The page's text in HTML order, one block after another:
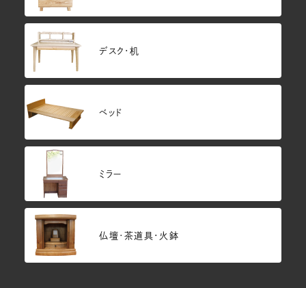
デスク・机
ベッド
ミラー
仏壇･茶道具・火鉢